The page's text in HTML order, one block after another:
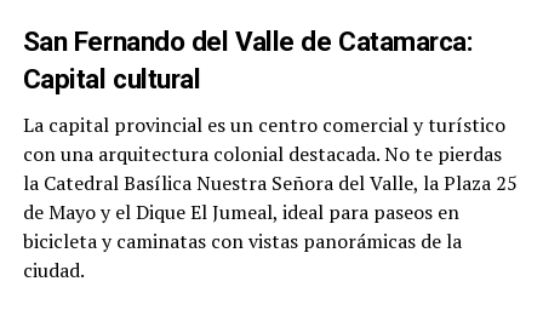
San Fernando del Valle de Catamarca:
Capital cultural
La capital provincial es un centro comercial y turístico
con una arquitectura colonial destacada. No te pierdas
la Catedral Basílica Nuestra Señora del Valle, la Plaza 25
de Mayo y el Dique El Jumeal, ideal para paseos en
bicicleta y caminatas con vistas panorámicas de la
ciudad.